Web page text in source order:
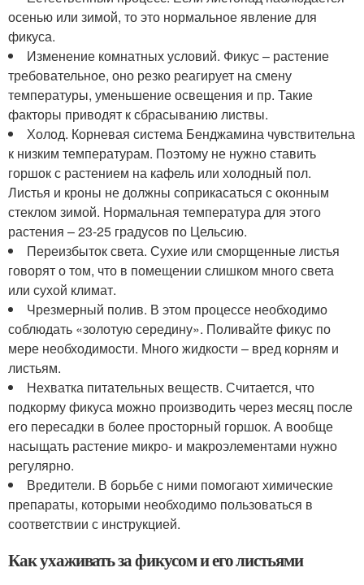
осенью или зимой, то это нормальное явление для
фикуса.
Изменение комнатных условий. Фикус – растение
требовательное, оно резко реагирует на смену
температуры, уменьшение освещения и пр. Такие
факторы приводят к сбрасыванию листвы.
Холод. Корневая система Бенджамина чувствительна
к низким температурам. Поэтому не нужно ставить
горшок с растением на кафель или холодный пол.
Листья и кроны не должны соприкасаться с оконным
стеклом зимой. Нормальная температура для этого
растения – 23-25 градусов по Цельсию.
Переизбыток света. Сухие или сморщенные листья
говорят о том, что в помещении слишком много света
или сухой климат.
Чрезмерный полив. В этом процессе необходимо
соблюдать «золотую середину». Поливайте фикус по
мере необходимости. Много жидкости – вред корням и
листьям.
Нехватка питательных веществ. Считается, что
подкорму фикуса можно производить через месяц после
его пересадки в более просторный горшок. А вообще
насыщать растение микро- и макроэлементами нужно
регулярно.
Вредители. В борьбе с ними помогают химические
препараты, которыми необходимо пользоваться в
соответствии с инструкцией.
Как ухаживать за фикусом и его листьями